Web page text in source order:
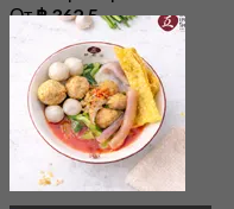
Рама 3
Китайская
Повседневная кухня